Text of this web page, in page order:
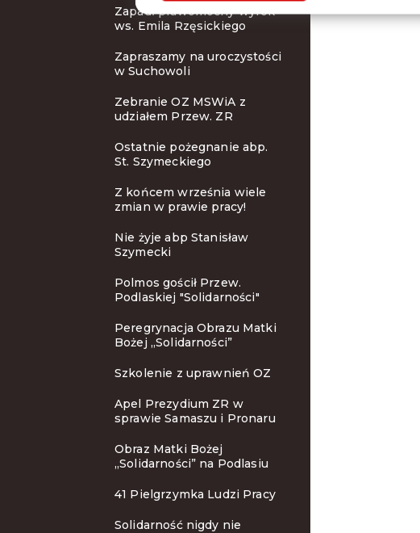
Zapadł prawomocny wyrok
ws. Emila Rzęsickiego
Zapraszamy na uroczystości
w Suchowoli
Zebranie OZ MSWiA z
udziałem Przew. ZR
Ostatnie pożegnanie abp.
St. Szymeckiego
Z końcem września wiele
zmian w prawie pracy!
Nie żyje abp Stanisław
Szymecki
Polmos gościł Przew.
Podlaskiej "Solidarności"
Peregrynacja Obrazu Matki
Bożej „Solidarności”
Szkolenie z uprawnień OZ
Apel Prezydium ZR w
sprawie Samaszu i Pronaru
Obraz Matki Bożej
„Solidarności” na Podlasiu
41 Pielgrzymka Ludzi Pracy
Solidarność nigdy nie